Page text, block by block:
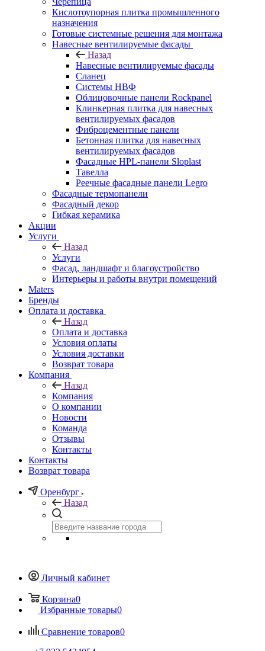
Кислотоупорная плитка промышленного
назначения
Готовые системные решения для монтажа
Навесные вентилируемые фасады
Назад
Навесные вентилируемые фасады
Сланец
Системы НВФ
Облицовочные панели Rockpanel
Клинкерная плитка для навесных
вентилируемых фасадов
Фиброцементные панели
Бетонная плитка для навесных
вентилируемых фасадов
Фасадные HPL-панели Sloplast
Тавелла
Реечные фасадные панели Legro
Фасадные термопанели
Фасадный декор
Гибкая керамика
Акции
Услуги
Назад
Услуги
Фасад, ландшафт и благоустройство
Интерьеры и работы внутри помещений
Maters
Бренды
Оплата и доставка
Назад
Оплата и доставка
Условия оплаты
Условия доставки
Возврат товара
Компания
Назад
Компания
О компании
Новости
Команда
Отзывы
Контакты
Контакты
Возврат товара
Оренбург
Назад
Личный кабинет
Корзина0
Избранные товары0
Сравнение товаров0